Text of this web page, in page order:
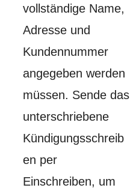
vollständige Name,
Adresse und
Kundennummer
angegeben werden
müssen. Sende das
unterschriebene
Kündigungsschreib
en per
Einschreiben, um